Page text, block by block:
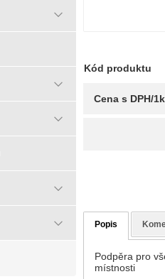
Kód produktu
Cena s DPH/
Popis
Podpěra pro
místnosti